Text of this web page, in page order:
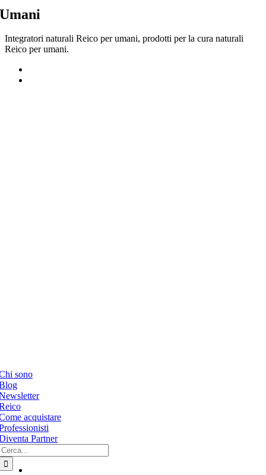
Salta
al
sono
acquistare
Partner
Umani
Integratori naturali Reico per umani, prodotti per la cura naturali
Reico per umani.